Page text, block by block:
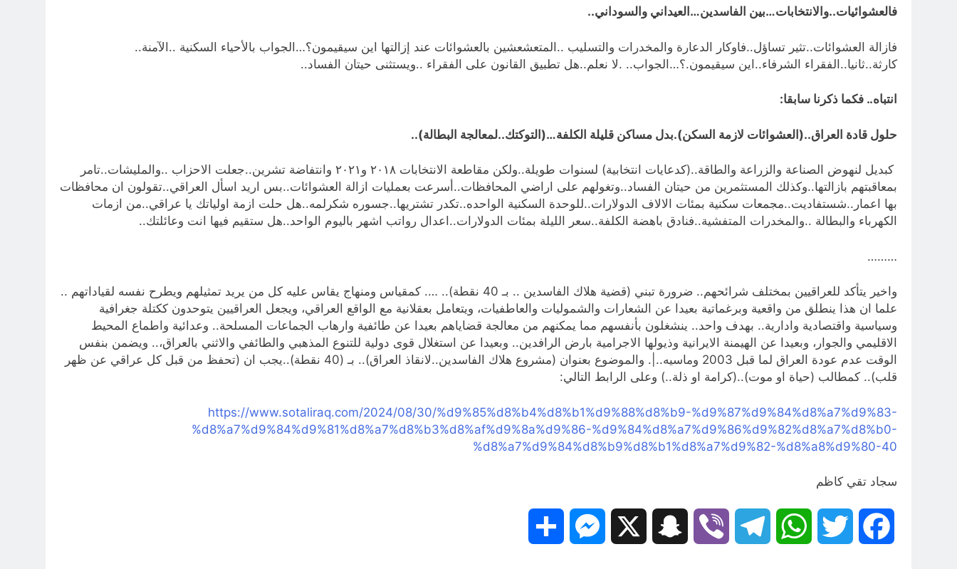
فالعشوائيات..والانتخابات…بين الفاسدين…العيداني والسوداني..
فازالة العشوائات..تثير تساؤل..فاوكار الدعارة والمخدرات والتسليب ..المتعشعشين بالعشوائات عند إزالتها اين سيقيمون؟…الجواب بالأحياء السكنية ..الآمنة..
كارثة..ثانيا..الفقراء الشرفاء..اين سيقيمون.؟…الجواب.. .لا نعلم..هل تطبيق القانون على الفقراء ..ويستثنى حيتان الفساد..
انتباه.. فكما ذكرنا سابقا:
حلول قادة العراق..(العشوائات لازمة السكن).بدل مساكن قليلة الكلفة…(التوكتك..لمعالجة البطالة)..
كبديل لنهوض الصناعة والزراعة والطاقة..(كدعايات انتخابية) لسنوات طويلة..ولكن مقاطعة الانتخابات ٢٠١٨ و٢٠٢١ وانتفاضة تشرين..جعلت الاحزاب ..والمليشات..تامر
بمعاقبتهم بازالتها..وكذلك المستثمرين من حيتان الفساد..وتغولهم على اراضي المحافظات..أسرعت بعمليات ازالة العشوائات..بس اريد اسأل العراقي..تقولون ان محافظات
بها اعمار..شستفاديت..مجمعات سكنية بمئات الالاف الدولارات..للوحدة السكنية الواحده..تكدر تشتريها..جسوره شكرلمه..هل حلت ازمة اولياتك يا عراقي..من ازمات
الكهرباء والبطالة ..والمخدرات المتفشية..فنادق باهضة الكلفة..سعر الليلة بمئات الدولارات..اعدال رواتب اشهر باليوم الواحد..هل ستقيم فيها انت وعائلتك..
………
واخير يتأكد للعراقيين بمختلف شرائحهم.. ضرورة تبني (قضية هلاك الفاسدين .. بـ 40 نقطة).. …. كمقياس ومنهاج يقاس عليه كل من يريد تمثيلهم ويطرح نفسه لقياداتهم ..
علما ان هذا ينطلق من واقعية وبرغماتية بعيدا عن الشعارات والشموليات والعاطفيات، ويتعامل بعقلانية مع الواقع العراقي، ويجعل العراقيين يتوحدون ككتلة جغرافية
وسياسية واقتصادية وادارية.. بهدف واحد.. ينشغلون بأنفسهم مما يمكنهم من معالجة قضاياهم بعيدا عن طائفية وارهاب الجماعات المسلحة.. وعدائية واطماع المحيط
الاقليمي والجوار، وبعيدا عن الهيمنة الايرانية وذيولها الاجرامية بارض الرافدين.. وبعيدا عن استغلال قوى دولية للتنوع المذهبي والطائفي والاثني بالعراق،.. ويضمن بنفس
الوقت عدم عودة العراق لما قبل 2003 وماسيه..|. والموضوع بعنوان (مشروع هلاك الفاسدين..لانقاذ العراق).. بـ (40 نقطة)..يجب ان (تحفظ من قبل كل عراقي عن ظهر
قلب).. كمطالب (حياة او موت)..(كرامة او ذلة..) وعلى الرابط التالي:
https://www.sotaliraq.com/2024/08/30/%d9%85%d8%b4%d8%b1%d9%88%d8%b9-%d9%87%d9%84%d8%a7%d9%83-
%d8%a7%d9%84%d9%81%d8%a7%d8%b3%d8%af%d9%8a%d9%86-%d9%84%d8%a7%d9%86%d9%82%d8%a7%d8%b0-
%d8%a7%d9%84%d8%b9%d8%b1%d8%a7%d9%82-%d8%a8%d9%80-40
سجاد تقي كاظم
Facebook
Twitter
WhatsApp
Telegram
Viber
Snapchat
Messenger